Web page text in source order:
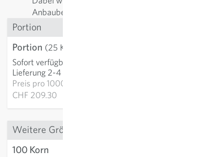
Anbaubedingungen angepasst und verbessert.
Portion
Portion (25 Korn)
Sofort verfügbar
Lieferung 2-4 Tage
Preis pro1000k:
CHF 209.30
Weitere Grössen
100 Korn